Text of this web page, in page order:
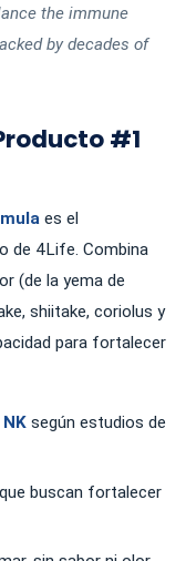
the immune
by decades of
#1
es el
de 4Life. Combina
(de la yema de
shiitake, coriolus y
para fortalecer
según estudios de
buscan fortalecer